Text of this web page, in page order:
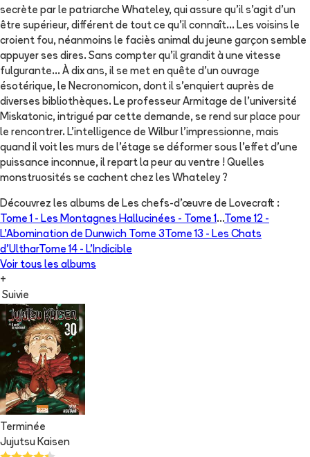
secrète par le patriarche Whateley, qui assure qu'il s'agit d'un
être supérieur, différent de tout ce qu'il connaît... Les voisins le
croient fou, néanmoins le faciès animal du jeune garçon semble
appuyer ses dires. Sans compter qu'il grandit à une vitesse
fulgurante... À dix ans, il se met en quête d'un ouvrage
ésotérique, le Necronomicon, dont il s'enquiert auprès de
diverses bibliothèques. Le professeur Armitage de l'université
Miskatonic, intrigué par cette demande, se rend sur place pour
le rencontrer. L'intelligence de Wilbur l'impressionne, mais
quand il voit les murs de l'étage se déformer sous l'effet d'une
puissance inconnue, il repart la peur au ventre ! Quelles
monstruosités se cachent chez les Whateley ?
Découvrez les albums de Les chefs-d’œuvre de Lovecraft :
Tome 1 - Les Montagnes Hallucinées - Tome 1 ...Tome 12 -
L'Abomination de Dunwich Tome 3 Tome 13 - Les Chats
d'UltharTome 14 - L'Indicible
Voir tous les albums
+
Suivie
Terminée
Jujutsu Kaisen